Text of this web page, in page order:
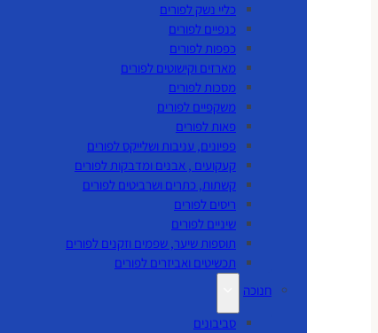
כליי נשק לפורים
כנפיים לפורים
כפפות לפורים
מארזים וקישוטים לפורים
מסכות לפורים
משקפיים לפורים
פאות לפורים
פפיונים, עניבות ושלייקס לפורים
קעקועים , אבנים ומדבקות לפורים
קשתות, כתרים ושרביטים לפורים
ריסים לפורים
שיניים לפורים
תוספות שיער, שפמים וזקנים לפורים
תכשיטים ואביזרים לפורים
חנוכה
סביבונים